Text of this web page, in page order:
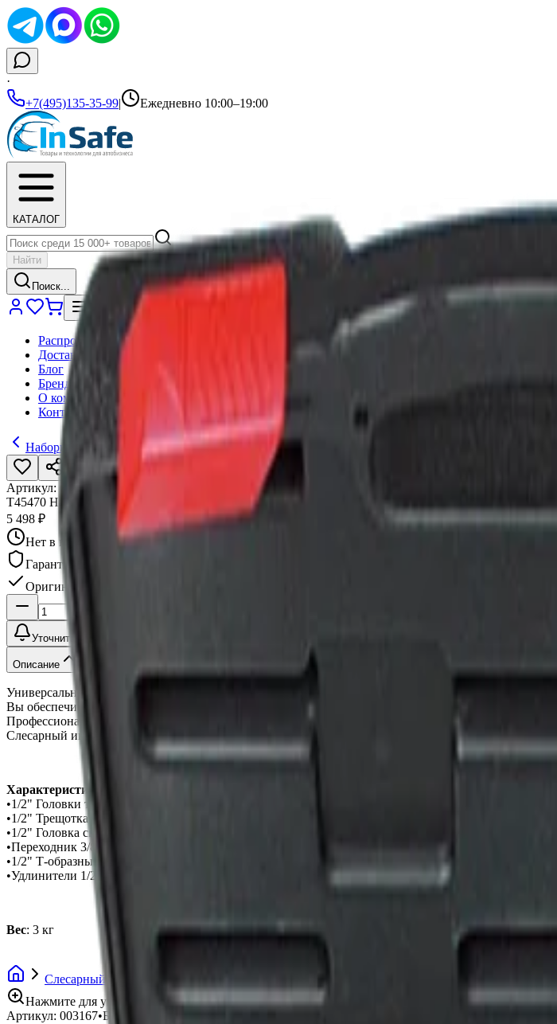
·
+7(495)135-35-99| Ежедневно 10:00–19:00
КАТАЛОГ
Найти
Поиск...
Распродажа
Доставка и оплата
Блог
Бренды
О компании
Контакты
Наборы инструментов в чемодане
Артикул: 003167
T45470 Набор головок и аксессуаров 1/2", 22 пред в чемодане 10-32 мм
5 498 ₽
Нет в наличии
Гарантия качества
Оригинал
Уточнить наличие
Описание
Универсальный набор головок и аксессуаров 1/2" T45470 AmPro Tools состоит из 22 предметов,
Вы обеспечиваете надежность работы автомобиля на длительное время, используя данный
Профессиональный ручной инструмент AmPro - изготовлен из высокопрочной хром-ванадиевой
Слесарный инструмент AmPro - качественный автоинструмент, соответствующий уровню мировых
Характеристика:
•1/2" Головки торцевые 6 гранные: 10, 11, 12, 13, 14, 15, 16, 17, 18, 19, 21, 22, 24, 27, 30, 32 мм
•1/2" Трещотка (Т29838)
•1/2" Головка свечная 21 мм
•Переходник 3/8" × 1/2"
•1/2" Т-образный вороток
•Удлинители 1/2": 125, 150 мм
Вес: 3 кг
Слесарный инструмент
Нажмите для увеличения
Артикул: 003167•Бренд: